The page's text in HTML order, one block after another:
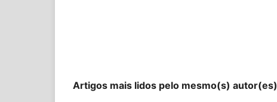
Artigos mais lidos pelo mesmo(s) autor(es)